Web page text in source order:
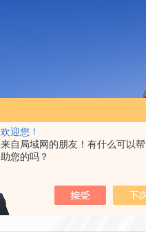
欢迎您！
来自局域网的朋友！有什么可以帮
助您的吗？
当前位置：首页